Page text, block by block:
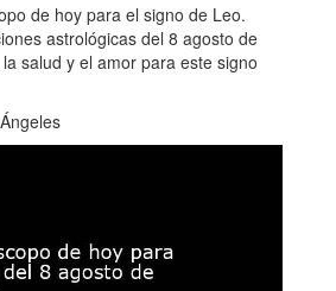
de hoy para el signo de Leo.
astrológicas del 8 agosto de
salud y el amor para este signo